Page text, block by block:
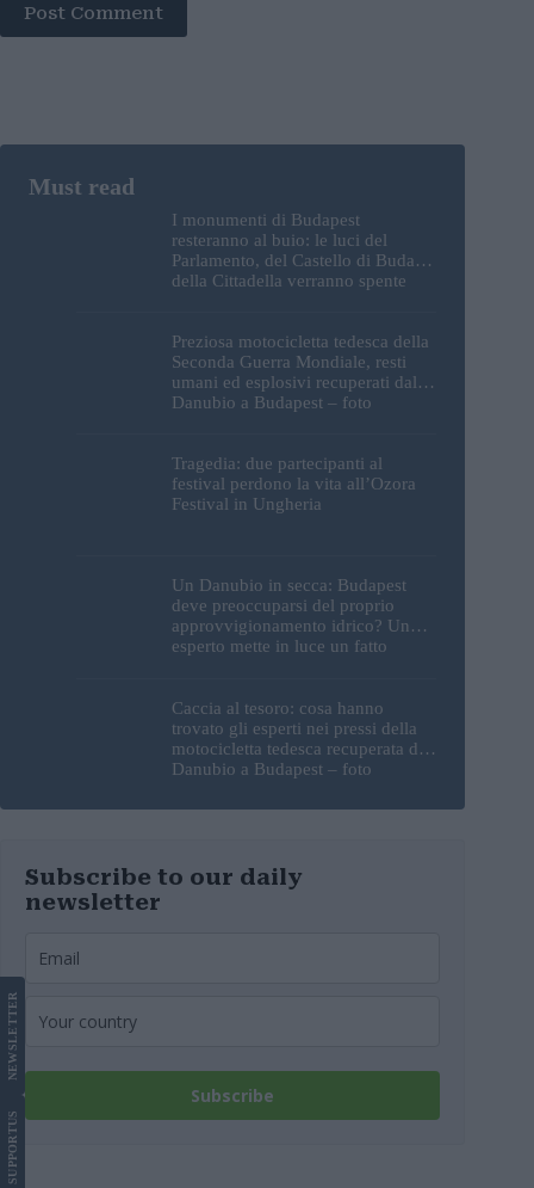
Post Comment
I monumenti di Budapest
resteranno al buio: le luci del
Parlamento, del Castello di Buda e
della Cittadella verranno spente
Preziosa motocicletta tedesca della
Seconda Guerra Mondiale, resti
umani ed esplosivi recuperati dal
Danubio a Budapest – foto
Tragedia: due partecipanti al
festival perdono la vita all’Ozora
Festival in Ungheria
Un Danubio in secca: Budapest
deve preoccuparsi del proprio
approvvigionamento idrico? Un
esperto mette in luce un fatto
Caccia al tesoro: cosa hanno
trovato gli esperti nei pressi della
motocicletta tedesca recuperata dal
Danubio a Budapest – foto
Subscribe to our daily
newsletter
Subscribe
SUPPORT
US
NEWS
LETTER